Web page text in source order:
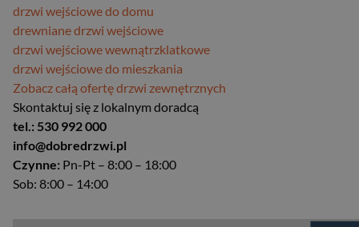
drzwi wejściowe do domu
drewniane drzwi wejściowe
drzwi wejściowe wewnątrzklatkowe
drzwi wejściowe do mieszkania
Zobacz całą ofertę drzwi zewnętrznych
Skontaktuj się z lokalnym doradcą
tel.: 530 992 000
info@dobredrzwi.pl
Czynne: Pn-Pt – 8:00 – 18:00
Sob: 8:00 – 14:00